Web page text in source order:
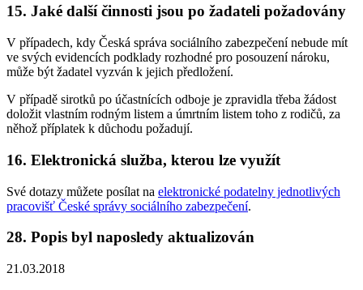
15. Jaké další činnosti jsou po žadateli požadovány
V případech, kdy Česká správa sociálního zabezpečení nebude mít
ve svých evidencích podklady rozhodné pro posouzení nároku,
může být žadatel vyzván k jejich předložení.
V případě sirotků po účastnících odboje je zpravidla třeba žádost
doložit vlastním rodným listem a úmrtním listem toho z rodičů, za
něhož příplatek k důchodu požadují.
16. Elektronická služba, kterou lze využít
Své dotazy můžete posílat na elektronické podatelny jednotlivých
pracovišť České správy sociálního zabezpečení.
28. Popis byl naposledy aktualizován
21.03.2018